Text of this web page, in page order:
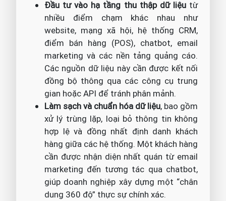
Đầu tư vào hạ tầng thu thập dữ liệutừ
nhiều điểm chạm khác nhau như
website, mạng xã hội, hệ thống CRM,
điểm bán hàng (POS), chatbot, email
marketing và các nền tảng quảng cáo.
Các nguồn dữ liệu này cần được kết nối
đồng bộ thông qua các công cụ trung
gian hoặc API để tránh phân mảnh.
Làm sạch và chuẩn hóa dữ liệu, bao gồm
xử lý trùng lặp, loại bỏ thông tin không
hợp lệ và đồng nhất định danh khách
hàng giữa các hệ thống. Một khách hàng
cần được nhận diện nhất quán từ email
marketing đến tương tác qua chatbot,
giúp doanh nghiệp xây dựng một “chân
dung 360 độ” thực sự chính xác.